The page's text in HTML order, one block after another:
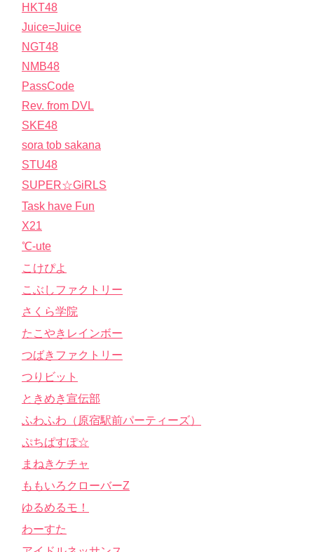
HKT48
Juice=Juice
NGT48
NMB48
PassCode
Rev. from DVL
SKE48
sora tob sakana
STU48
SUPER☆GiRLS
Task have Fun
X21
℃-ute
こけぴよ
こぶしファクトリー
さくら学院
たこやきレインボー
つばきファクトリー
つりビット
ときめき宣伝部
ふわふわ（原宿駅前パーティーズ）
ぷちぱすぽ☆
まねきケチャ
ももいろクローバーZ
ゆるめるモ！
わーすた